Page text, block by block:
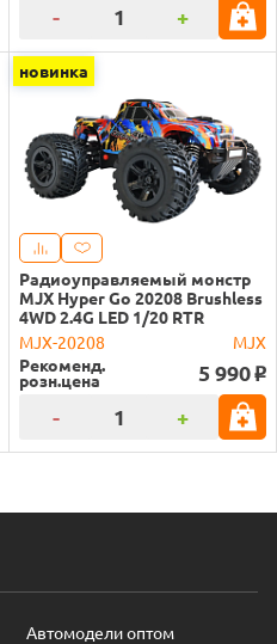
- +
новинка
Радиоуправляемый монстр
MJX Hyper Go 20208 Brushless
4WD 2.4G LED 1/20 RTR
MJX-20208
MJX
Рекоменд.
розн.цена 5 990 o
- +
Автомодели оптом